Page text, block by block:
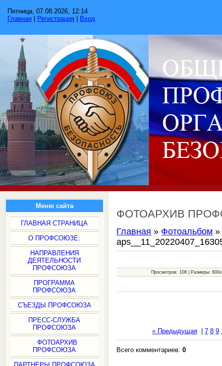
Пятница, 07.08.2026, 12:14
Главная
Регистрация Вход
Меню сайта
ГЛАВНАЯ СТРАНИЦА
О ПРОФСОЮЗЕ:
НАПРАВЛЕНИЯ
ДЕЯТЕЛЬНОСТИ
ПРОФСОЮЗА
ПРОГРАММА
ПРОФСОЮЗА
СЪЕЗДЫ ПРОФСОЮЗА
ПРЕСС-СЛУЖБА
ПРОФСОЮЗА
ФОТОАРХИВ
ПРОФСОЮЗА
ФОТОАРХИВ
Главная » Фотоальбом
Просмотров: 108 | Размеры:
« Предыдущая| 7 8 9
Всего комментариев:0